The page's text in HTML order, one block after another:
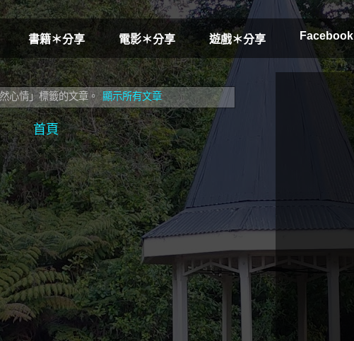
書籍＊分享 電影＊分享 遊戲＊分享 Facebook
心情」標籤的文章。 顯示所有文章
首頁